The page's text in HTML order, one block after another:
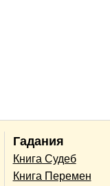
Гадания
Книга Судеб
Книга Перемен